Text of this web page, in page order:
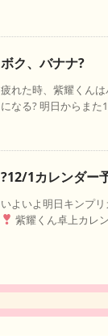
ボク、バナナ?
疲れた時、紫耀くん
になる? 明日からまた
?12/1カレンダー
いよいよ明日キンプ
紫耀くん卓上カレ